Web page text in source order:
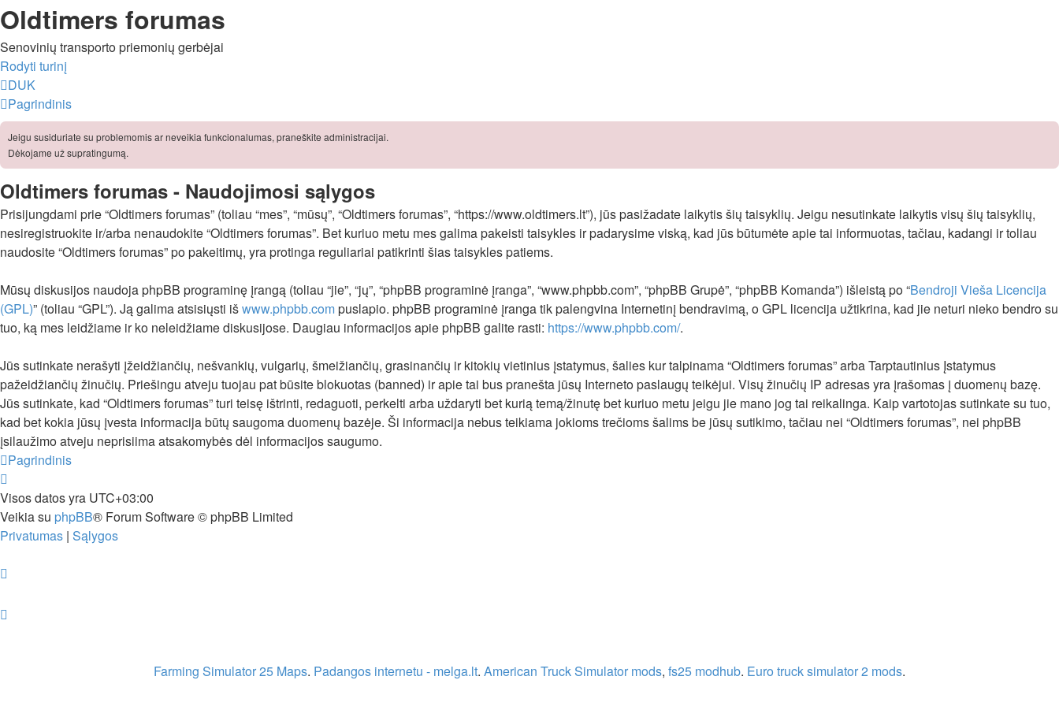
Oldtimers forumas
Senovinių transporto priemonių gerbėjai
Rodyti turinį
DUK
Pagrindinis
Jeigu susiduriate su problemomis ar neveikia funkcionalumas, praneškite administracijai.
Dėkojame už supratingumą.
Oldtimers forumas - Naudojimosi sąlygos
Prisijungdami prie “Oldtimers forumas” (toliau “mes”, “mūsų”, “Oldtimers forumas”, “https://www.oldtimers.lt”), jūs pasižadate laikytis šių taisyklių. Jeigu nesutinkate laikytis visų šių taisyklių,
nesiregistruokite ir/arba nenaudokite “Oldtimers forumas”. Bet kuriuo metu mes galima pakeisti taisykles ir padarysime viską, kad jūs būtumėte apie tai informuotas, tačiau, kadangi ir toliau
naudosite “Oldtimers forumas” po pakeitimų, yra protinga reguliariai patikrinti šias taisykles patiems.
Mūsų diskusijos naudoja phpBB programinę įrangą (toliau “jie”, “jų”, “phpBB programinė įranga”, “www.phpbb.com”, “phpBB Grupė”, “phpBB Komanda”) išleistą po “Bendroji Vieša Licencija
(GPL)” (toliau “GPL”). Ją galima atsisiųsti išwww.phpbb.compuslapio. phpBB programinė įranga tik palengvina Internetinį bendravimą, o GPL licencija užtikrina, kad jie neturi nieko bendro su
tuo, ką mes leidžiame ir ko neleidžiame diskusijose. Daugiau informacijos apie phpBB galite rasti: https://www.phpbb.com/.
Jūs sutinkate nerašyti įžeidžiančių, nešvankių, vulgarių, šmeižiančių, grasinančių ir kitokių vietinius įstatymus, šalies kur talpinama “Oldtimers forumas” arba Tarptautinius Įstatymus
pažeidžiančių žinučių. Priešingu atveju tuojau pat būsite blokuotas (banned) ir apie tai bus pranešta jūsų Interneto paslaugų teikėjui. Visų žinučių IP adresas yra įrašomas į duomenų bazę.
Jūs sutinkate, kad “Oldtimers forumas” turi teisę ištrinti, redaguoti, perkelti arba uždaryti bet kurią temą/žinutę bet kuriuo metu jeigu jie mano jog tai reikalinga. Kaip vartotojas sutinkate su tuo,
kad bet kokia jūsų įvesta informacija būtų saugoma duomenų bazėje. Ši informacija nebus teikiama jokioms trečioms šalims be jūsų sutikimo, tačiau nei “Oldtimers forumas”, nei phpBB
įsilaužimo atveju neprisiima atsakomybės dėl informacijos saugumo.
Pagrindinis
Visos datos yra UTC+03:00
Veikia su phpBB® Forum Software © phpBB Limited
Privatumas | Sąlygos
Farming Simulator 25 Maps. Padangos internetu - melga.lt. American Truck Simulator mods, fs25 modhub. Euro truck simulator 2 mods.